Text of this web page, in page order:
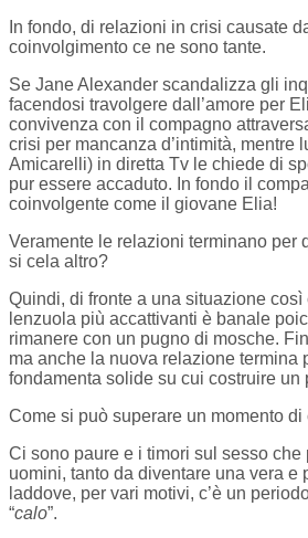
In fondo, di relazioni in crisi causate
coinvolgimento ce ne sono tante.
Se Jane Alexander scandalizza gli
facendosi travolgere dall’amore per
convivenza con il compagno
crisi per mancanza d’intimità, mentre
Amicarelli) in diretta Tv le chiede di
pur essere accaduto. In fondo il
coinvolgente come il giovane Elia!
Veramente le relazioni terminano per
si cela altro?
Quindi, di fronte a una situazione così
lenzuola più accattivanti è banale
rimanere con un pugno di mosche.
ma anche la nuova relazione termina
fondamenta solide su cui costruire un
Come si può superare un momento
Ci sono paure e i timori sul sesso
uomini, tanto da diventare una vera e
laddove, per vari motivi, c’è un
“calo”.